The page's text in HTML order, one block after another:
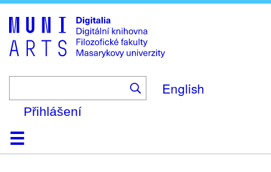
to
main
content
English
Přihlášení
DomůKolekce
Prohlížení
Vyhledávání
O platformě
Nápověda
KontaktDigitalia